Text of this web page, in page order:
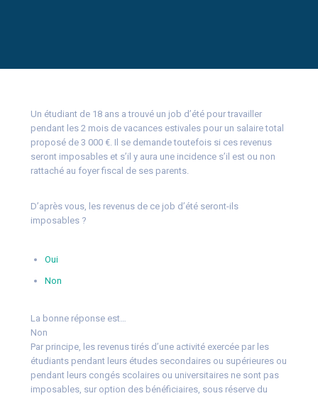
Un étudiant de 18 ans a trouvé un job d’été pour travailler
pendant les 2 mois de vacances estivales pour un salaire total
proposé de 3 000 €. Il se demande toutefois si ces revenus
seront imposables et s’il y aura une incidence s’il est ou non
rattaché au foyer fiscal de ses parents.
D’après vous, les revenus de ce job d’été seront-ils
imposables ?
Oui
Non
La bonne réponse est…
Non
Par principe, les revenus tirés d’une activité exercée par les
étudiants pendant leurs études secondaires ou supérieures ou
pendant leurs congés scolaires ou universitaires ne sont pas
imposables, sur option des bénéficiaires, sous réserve du